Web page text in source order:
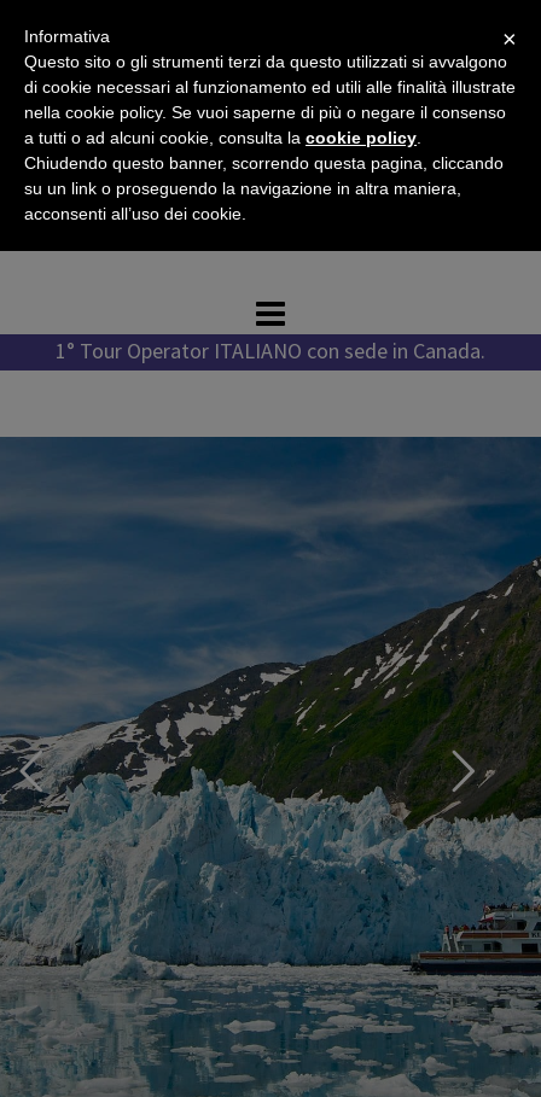
contenuto
Tel. +1 778 987 1796
Tel. +39 351 776 7276
WhatsApp +1 778 987 1796
1° Tour Operator ITALIANO con sede in Canada.
×
Informativa
Questo sito o gli strumenti terzi da questo utilizzati si avvalgono
di cookie necessari al funzionamento ed utili alle finalità illustrate
nella cookie policy. Se vuoi saperne di più o negare il consenso
a tutti o ad alcuni cookie, consulta la cookie policy
Chiudendo questo banner, scorrendo questa pagina, cliccando
su un link o proseguendo la navigazione in altra maniera,
acconsenti all’uso dei cookie.